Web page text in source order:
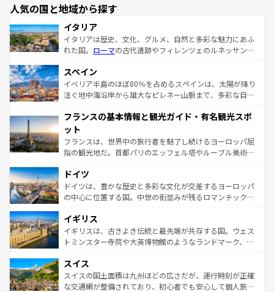
人気の国と地域から探す
イタリア
イタリアは歴史、文化、グルメ、自然と多彩な魅力にあふ
れた国。 ローマの古代遺跡やフィレンツェのルネッサンス
ろん、トスカーナの美しい田園風景やアマルフィ海岸の絶
景など、自然景観も見逃せない。観光の合間には、本場の
ピザやパスタなど、絶品のイタリア料理を堪能することも
ませてくれるイタリアで、忘れられない旅をしてみよう！
なお、新着のイタリア情報は
しい。
スペイン
イベリア半島のほぼ80％を占めるスペインは、太陽が降り
注ぐ地中海沿岸から雄大なピレネー山脈まで、多彩な自然
文化が根付くこの国では、情熱的なフラメンコ、熱気あふ
れる闘牛、そして美味しいタパスが生活の一部となってい
る。首都マドリードの洗練された雰囲気や、バルセロナの
アートに溢れた街角から、地方では古代ローマ遺跡や中世
せる。地方によって風土や気候が異なるスペインはその個
性で訪れる人を魅了する。 なお、新着のスペイン情報は コ
ンテンツ一覧を参照してほしい。
フランスの基本情報と観光ガイド・有名観光スポ
ット
フランスは、世界中の旅行者を魅了し続けるヨーロッパ屈
指の観光地だ。首都パリのエッフェル塔やルーブル美術館
で、幅広い魅力が詰まっている。華麗な宮殿、歴史的な大
聖堂、美しいビーチ、そして豊かな自然が、訪れる者を心
から魅了する。また、フランスは美食の国としても知ら
いる。シャンパンの発祥地であるランス、プロヴァンスの
香り高いラベンダー畑など、多彩な楽しみ方が可能だ。さ
らに、パリ以外の地域にも魅力が溢れており、どの街角に
れる地方に足を運ぶとそれぞれで全く異なる文化を体験で
きるだろう。 なお、新着のフランス情報はコンテンツ一覧
を参照してほしい。
ドイツ
ドイツは、豊かな歴史と多彩な文化が交差するヨーロッパ
の中心に位置する国。中世の街並みが残るロマンチック街
顔を持つこの国は、どこを歩いても飽きることがない。ベ
ルリンの文化的活気、バイエルン州のアルプスの絶景、そ
してライン川沿いのワイン畑といった風景は必見。ビール
は、お酒好きな人にはぜひ体験してほしい。 なお、新着の
ドイツ情報はコンテンツ一覧を参照してほしい。
イギリス
イギリスは、古きよき伝統と最先端が共存する国。ウェス
トミンスター寺院や大英博物館のようなランドマーク、歴
リアごとに異なる魅力がある。また、優雅なアフタヌーン
ティー、ビール好きにはたまらない英国パブ、サッカー観
戦など、本場だからこそできる体験も豊富。イギリスを旅
スイス
スイスの国土面積は九州ほどの広さだが、運行時刻が正確
な交通網が整備されており、初心者でも安心して個人旅行